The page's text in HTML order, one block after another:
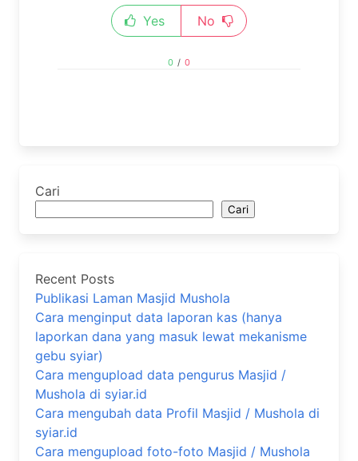
Yes No
0 / 0
Cari
Cari
Recent Posts
Publikasi Laman Masjid Mushola
Cara menginput data laporan kas (hanya
laporkan dana yang masuk lewat mekanisme
gebu syiar)
Cara mengupload data pengurus Masjid /
Mushola di syiar.id
Cara mengubah data Profil Masjid / Mushola di
syiar.id
Cara mengupload foto-foto Masjid / Mushola